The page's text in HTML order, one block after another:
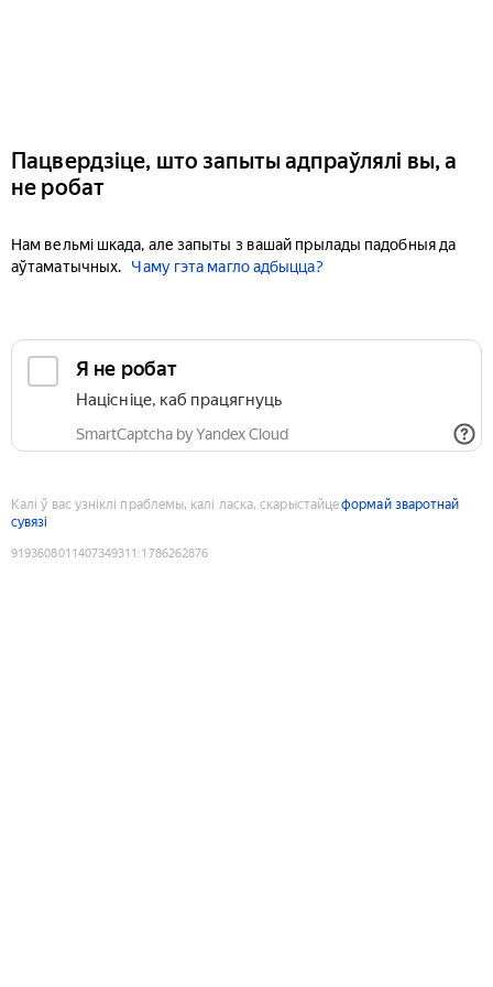
Пацвердзіце, што запыты адпраўлялі вы, а
не робат
Нам вельмі шкада, але запыты з вашай прылады падобныя да
аўтаматычных.
Чаму гэта магло адбыцца?
Я не робат
Націсніце, каб працягнуць
SmartCaptcha by Yandex Cloud
Калі ў вас узніклі праблемы, калі ласка, скарыстайцеформай зваротнай
сувязі
9193608011407349311 :1786262876